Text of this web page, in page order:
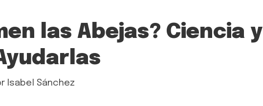
las Abejas? Ciencia y
Isabel Sánchez